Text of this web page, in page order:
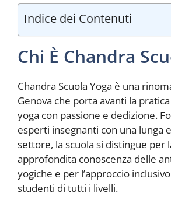
Indice dei Contenuti
Chi È Chandra
Chandra Scuola Yoga è una
Genova che porta avanti la
yoga con passione e dedizione.
esperti insegnanti con una lunga
settore, la scuola si distingue per
approfondita conoscenza delle
yogiche e per l’approccio
studenti di tutti i livelli.